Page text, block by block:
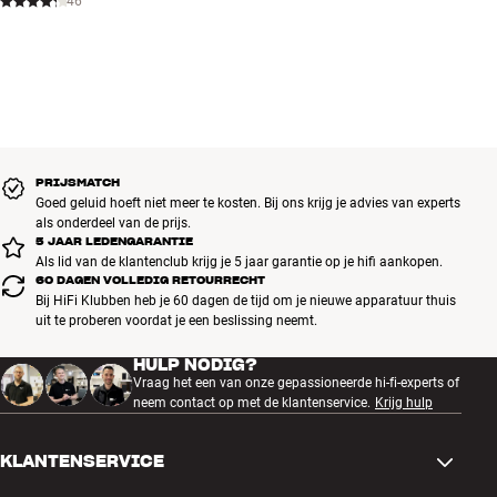
en Siri)
PRIJSMATCH
Goed geluid hoeft niet meer te kosten. Bij ons krijg je advies van experts
als onderdeel van de prijs.
5 JAAR LEDENGARANTIE
Als lid van de klantenclub krijg je 5 jaar garantie op je hifi aankopen.
60 DAGEN VOLLEDIG RETOURRECHT
Bij HiFi Klubben heb je 60 dagen de tijd om je nieuwe apparatuur thuis
uit te proberen voordat je een beslissing neemt.
HULP NODIG?
Vraag het een van onze gepassioneerde hi-fi-experts of
neem contact op met de klantenservice. Krijg hulp
KLANTENSERVICE